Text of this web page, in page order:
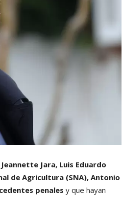
Jara, Luis Eduardo
de Agricultura (SNA), Antonio
penales y que hayan